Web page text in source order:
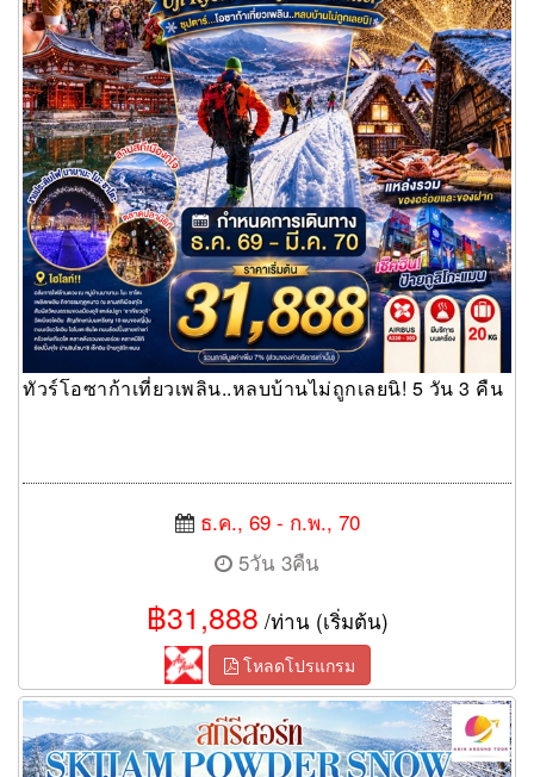
ทัวร์โอซาก้าเที่ยวเพลิน..หลบบ้านไม่ถูกเลยนิ! 5 วัน 3 คืน
ธ.ค., 69 - ก.พ., 70
5วัน 3คืน
฿31,888 /ท่าน (เริ่มต้น)
โหลดโปรแกรม
ทัวร์โอซาก้า เกียวโต บิวาโกะ ฟุกุอิ สกีรีสอร์ท SKIJAM POWDER
SNOW 6 วัน 3 คืน